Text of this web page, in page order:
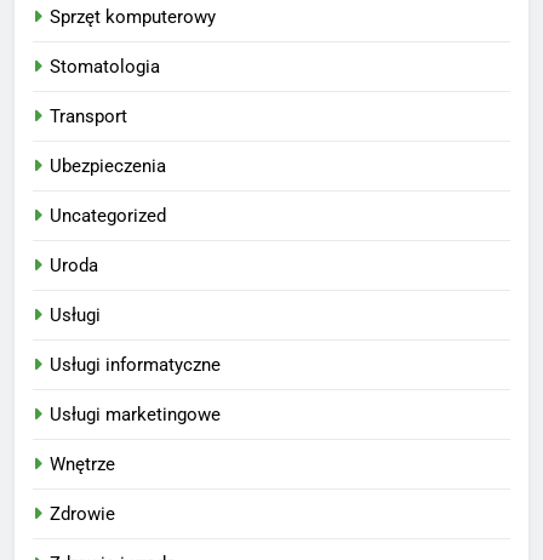
Sprzęt komputerowy
Stomatologia
Transport
Ubezpieczenia
Uncategorized
Uroda
Usługi
Usługi informatyczne
Usługi marketingowe
Wnętrze
Zdrowie